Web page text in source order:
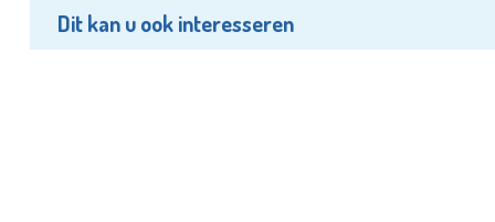
Dit kan u ook interesseren